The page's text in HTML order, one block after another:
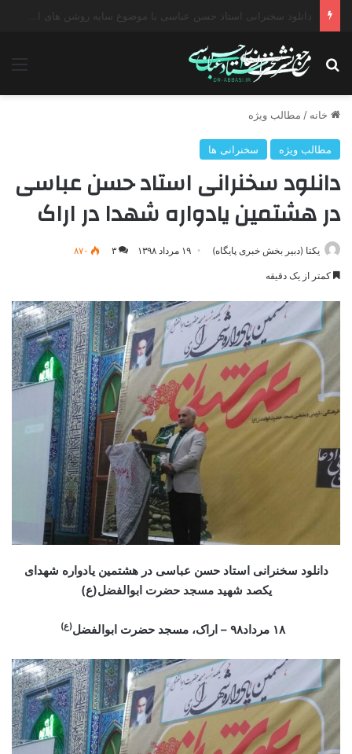
دانلود سخنرانی استاد حسن عباسی با موضوع چهار انتخاب ۱۴۰۰
جستجو برای
خانه / مطالب ویژه
مطالب ویژه سخنرانی ها
دانلود سخنرانی استاد حسن عباسی
در هشتمین یادواره شهدا در اراک
یکتا (دبیر بخش خبری پایگاه) ۱۹ مرداد ۱۳۹۸ ۳ ۸۷۰
کمتر از یک دقیقه
دانلود سخنرانی استاد حسن عباسی در هشتمین یادواره شهدای
یکصد شهید مسجد حضرت ابوالفضل(ع)
(ع)